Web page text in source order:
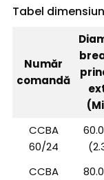
Tabel
Număr
comandă
CCBA
60/24
CCBA